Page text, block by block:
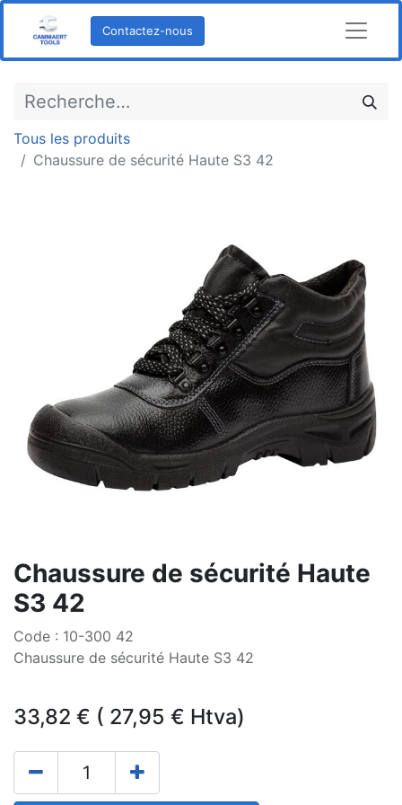
Contactez-nous
Tous les produits
Chaussure de sécurité Haute S3 42
Chaussure de sécurité Haute
S3 42
Code : 10-300 42
Chaussure de sécurité Haute S3 42
33,82 € ( 27,95 € Htva)